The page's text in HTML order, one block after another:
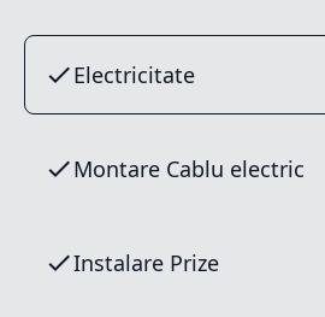
Electricitate
Montare Cablu electric
Instalare Prize